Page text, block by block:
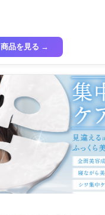
商品を見る →